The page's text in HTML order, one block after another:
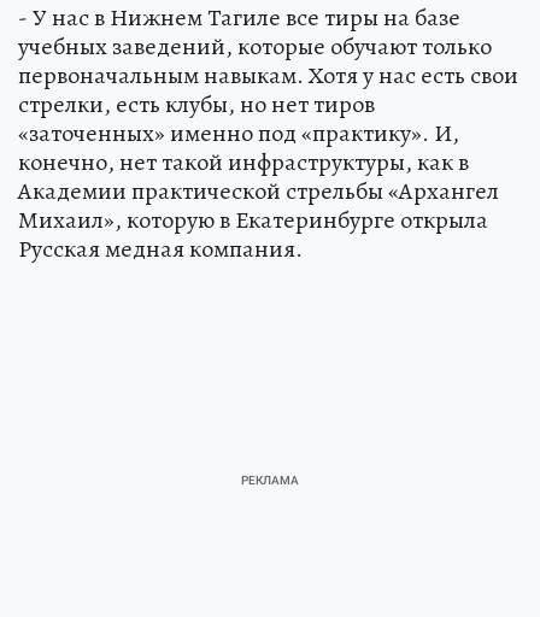
- У нас в Нижнем Тагиле все тиры на базе
учебных заведений, которые обучают только
первоначальным навыкам. Хотя у нас есть свои
стрелки, есть клубы, но нет тиров
«заточенных» именно под «практику». И,
конечно, нет такой инфраструктуры, как в
Академии практической стрельбы «Архангел
Михаил», которую в Екатеринбурге открыла
Русская медная компания.